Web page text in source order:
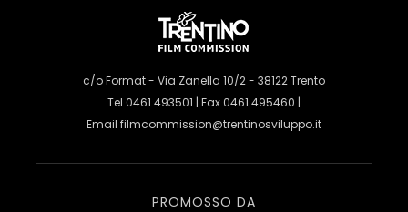
c/o Format - Via Zanella 10/2 - 38122 Trento
Tel 0461.493501 | Fax 0461.495460 |
Email filmcommission@trentinosviluppo.it
PROMOSSO DA